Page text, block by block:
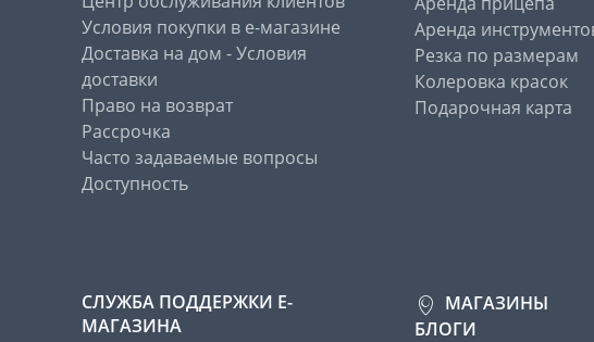
Условия покупки в е-магазине
Доставка на дом - Условия
доставки
Право на возврат
Рассрочка
Часто задаваемые вопросы
Доступность
Аренда
Резка по размерам
Колеровка красок
Подарочная карта
СЛУЖБА ПОДДЕРЖКИ Е-
МАГАЗИНА
МАГАЗИНЫ
БЛОГИ